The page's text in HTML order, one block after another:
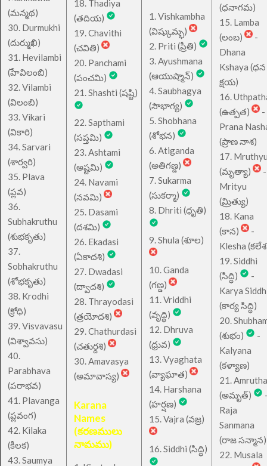
(మన్మథ)
30. Durmukhi
(దుర్ముఖి)
31. Hevilambi
(హేవిలంబి)
32. Vilambi
(విలంబి)
33. Vikari
(వికారి)
34. Sarvari
(శార్వరి)
35. Plava
(ప్లవ)
36.
Subhakruthu
(శుభకృతు)
37.
Sobhakruthu
(శోభకృతు)
38. Krodhi
(క్రోధి)
39. Visvavasu
(విశ్వావసు)
40.
Parabhava
(పరాభవ)
41. Plavanga
(ప్లవంగ)
42. Kilaka
(కీలక)
43. Saumya
18. Thadiya
(తదియ)
19. Chavithi
(చవితి)
20. Panchami
(పంచమి)
21. Shashti (షష్టి)
22. Sapthami
(సప్తమి)
23. Ashtami
(అష్టమి)
24. Navami
(నవమి)
25. Dasami
(దశమి)
26. Ekadasi
(ఏకాదశి)
27. Dwadasi
(ద్వాదశి)
28. Thrayodasi
(త్రయోదశి)
29. Chathurdasi
(చతుర్దశి)
30. Amavasya
(అమావాస్య)
Karana
Names
(కరణములు
నామము)
1. Vishkambha
(విష్కుమ్భ)
2. Priti (ప్రీతి)
3. Ayushmana
(ఆయుష్మాన్)
4. Saubhagya
(సౌభాగ్య)
5. Shobhana
(శోభన)
6. Atiganda
(అతిగణ్డ)
7. Sukarma
(సుకర్మా)
8. Dhriti (ధృతి)
9. Shula (శూల)
10. Ganda
(గణ్డ)
11. Vriddhi
(వృద్ధి)
12. Dhruva
(ధ్రువ)
13. Vyaghata
(వ్యాఘాత)
14. Harshana
(హర్షణ)
15. Vajra (వజ్ర)
16. Siddhi (సిద్ధి)
(ధనాగమ)
15. Lamba
(లంబ)
-
Dhana
Kshaya (ధన
క్షయ)
16.
(ఉత్పత)
-
Prana
(ప్రాణ నాశ)
17.
(మృత్యా)
-
Mrityu
(మ్రిత్యు)
18. Kana
(కాన)
-
Klesha
19. Siddhi
(సిద్ధి)
-
Karya
(కార్య సిద్ధి)
20.
(శుభం)
-
Kalyana
(కళ్యాణ)
21. Amrutha
(అమృత్)
Raja
Sanmana
(రాజ సన్మాన)
22. Musala